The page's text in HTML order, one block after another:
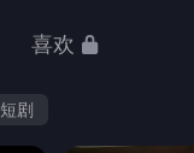
喜欢
短剧